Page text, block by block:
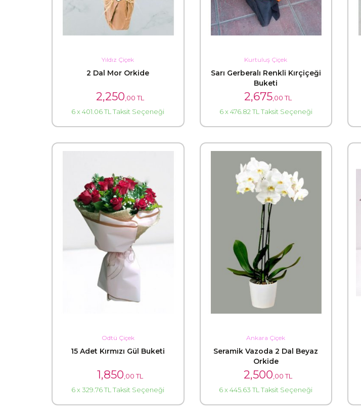
Yıldız Çiçek
2 Dal Mor Orkide
2,250 ,00 TL
6 x 401.06 TL Taksit Seçeneği
Kurtuluş Çiçek
Sarı Gerberalı Renkli Kırçiçeği
Buketi
2,675,00 TL
6 x 476.82 TL Taksit Seçeneği
Odtü Çiçek
15 Adet Kırmızı Gül Buketi
1,850,00 TL
6 x 329.76 TL Taksit Seçeneği
Ankara Çiçek
Seramik Vazoda 2 Dal Beyaz
Orkide
2,500,00 TL
6 x 445.63 TL Taksit Seçeneği